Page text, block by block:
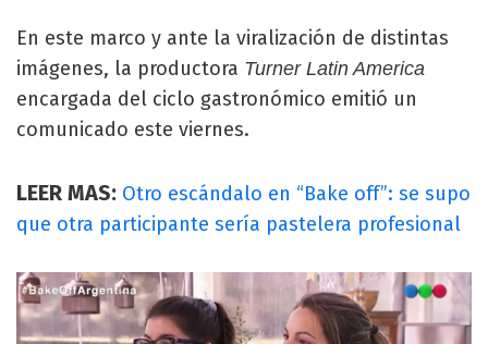
En este marco y ante la viralización de distintas
imágenes, la productora Turner Latin America
encargada del ciclo gastronómico emitió un
comunicado este viernes.
LEER MAS: Otro escándalo en “Bake off”: se supo
que otra participante sería pastelera profesional